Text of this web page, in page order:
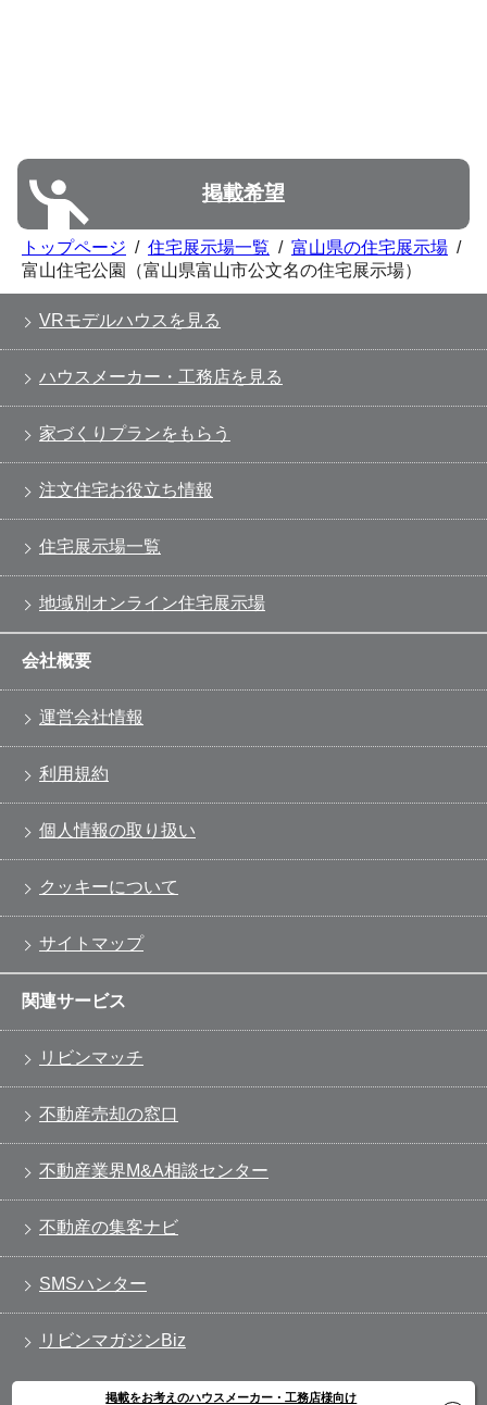
掲載希望
トップページ / 住宅展示場一覧 / 富山県の住宅展示場 /
富山住宅公園（富山県富山市公文名の住宅展示場）
VRモデルハウスを見る
ハウスメーカー・工務店を見る
家づくりプランをもらう
注文住宅お役立ち情報
住宅展示場一覧
地域別オンライン住宅展示場
会社概要
運営会社情報
利用規約
個人情報の取り扱い
クッキーについて
サイトマップ
関連サービス
リビンマッチ
不動産売却の窓口
不動産業界M&A相談センター
不動産の集客ナビ
SMSハンター
リビンマガジンBiz
掲載をお考えのハウスメーカー・工務店様向け